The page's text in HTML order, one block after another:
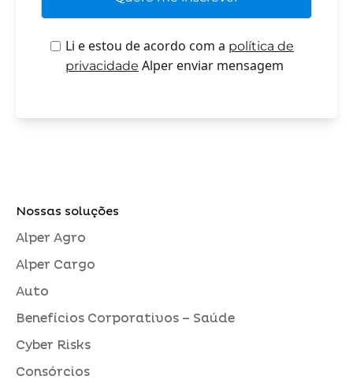
Li e estou de acordo com a política de
privacidade Alper enviar mensagem
Nossas soluções
Alper Agro
Alper Cargo
Auto
Benefícios Corporativos – Saúde
Cyber Risks
Consórcios